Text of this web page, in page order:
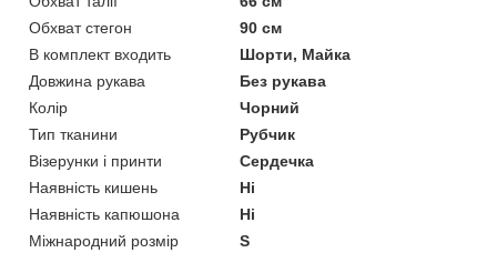
Обхват стегон
90 см
В комплект входить
Шорти, Майка
Довжина рукава
Без рукава
Колір
Чорний
Тип тканини
Рубчик
Візерунки і принти
Сердечка
Наявність кишень
Ні
Наявність капюшона
Ні
Міжнародний розмір
S